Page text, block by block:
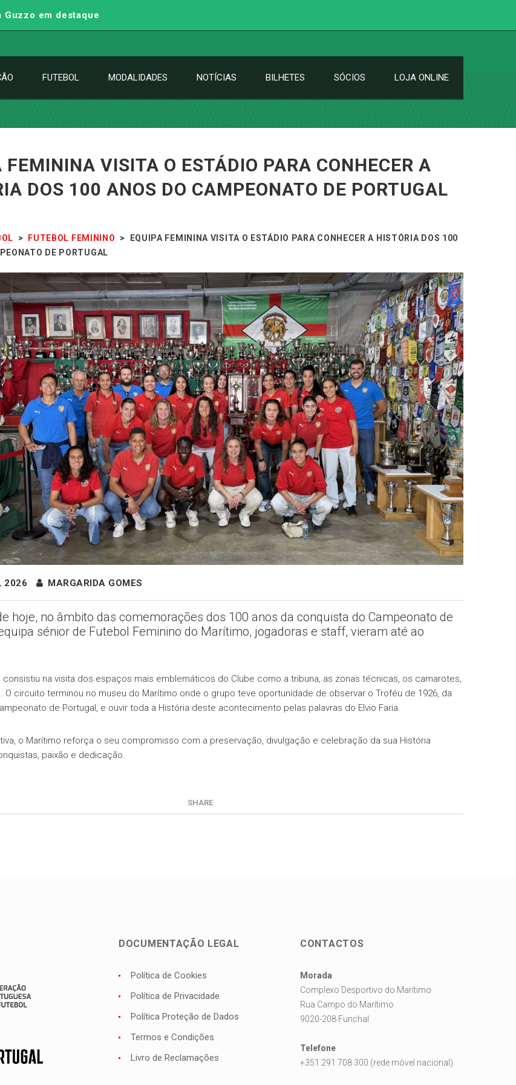
em destaque
FUTEBOL MODALIDADES NOTÍCIAS BILHETES SÓCIOS LOJA ONLINE
FEMININA VISITA O ESTÁDIO PARA CONHECER A
DOS 100 ANOS DO CAMPEONATO DE PORTUGAL
> FUTEBOL FEMININO >
EQUIPA FEMININA VISITA O ESTÁDIO PARA CONHECER A HISTÓRIA DOS 100
DE PORTUGAL
2026 MARGARIDA GOMES
hoje, no âmbito das comemorações dos 100 anos da conquista do Campeonato de
sénior de Futebol Feminino do Marítimo, jogadoras e staff, vieram até ao
consistiu na visita dos espaços mais emblemáticos do Clube como a tribuna, as zonas técnicas, os camarotes,
O circuito terminou no museu do Marítimo onde o grupo teve oportunidade de observar o Troféu de 1926, da
de Portugal, e ouvir toda a História deste acontecimento pelas palavras do Elvio Faria.
o Marítimo reforça o seu compromisso com a preservação, divulgação e celebração da sua História
paixão e dedicação.
SHARE
DOCUMENTAÇÃO LEGAL
Política de Cookies
Política de Privacidade
Política Proteção de Dados
Termos e Condições
Livro de Reclamações
CONTACTOS
Morada
Complexo Desportivo do Marítimo
Rua Campo do Marítimo
9020-208 Funchal
Telefone
+351 291 708 300 (rede móvel nacional)